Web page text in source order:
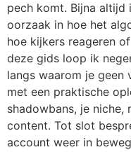
pech komt. Bijna altijd
oorzaak in hoe het
hoe kijkers reageren
deze gids loop ik
langs waarom je geen
met een praktische
shadowbans, je
content. Tot slot
account weer in